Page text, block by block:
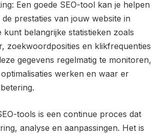
Een goede SEO-tool kan je helpen
prestaties van jouw website in
kunt belangrijke statistieken zoals
zoekwoordposities en klikfrequenties
gegevens regelmatig te monitoren,
werken en waar er
tools is een continue proces dat
analyse en aanpassingen. Het is